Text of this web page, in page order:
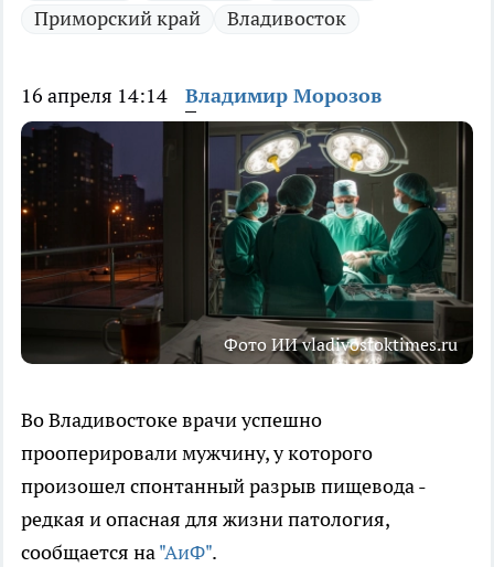
Приморский край
Владивосток
16 апреля 14:14 Владимир Морозов
Фото ИИ vladivostoktimes.ru
Во Владивостоке врачи успешно
прооперировали мужчину, у которого
произошел спонтанный разрыв пищевода -
редкая и опасная для жизни патология,
сообщается на"АиФ".